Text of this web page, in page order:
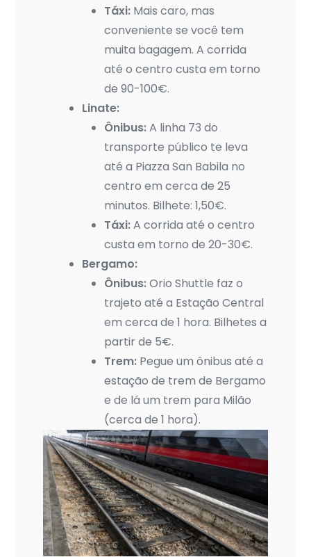
Táxi: Mais caro, mas
conveniente se você tem
muita bagagem. A corrida
até o centro custa em torno
de 90-100€.
Linate:
Ônibus:A linha 73 do
transporte público te leva
até a Piazza San Babila no
centro em cerca de 25
minutos. Bilhete: 1,50€.
Táxi:A corrida até o centro
custa em torno de 20-30€.
Bergamo:
Ônibus:Orio Shuttle faz o
trajeto até a Estação Central
em cerca de 1 hora. Bilhetes a
partir de 5€.
Trem: Pegue um ônibus até a
estação de trem de Bergamo
e de lá um trem para Milão
(cerca de 1 hora).